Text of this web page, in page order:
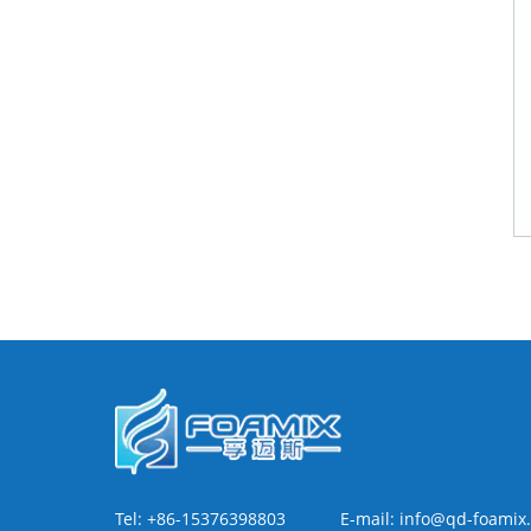
Tel: +86-15376398803 E-mail: info@qd-